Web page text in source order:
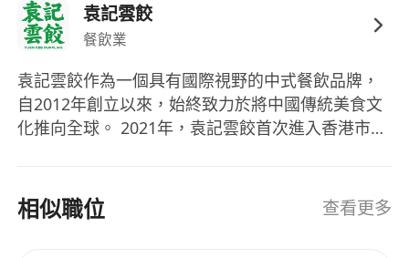
袁記雲餃
餐飲業
袁記雲餃作為一個具有國際視野的中式餐飲品牌，
自2012年創立以來，始終致力於將中國傳統美食文
化推向全球。 2021年，袁記雲餃首次進入香港市
市場。未來，袁記雲餃子計畫持續拓展海外市場，
包括在北美和歐洲等地區開設門市，致力於成為全
相似職位 查看更多